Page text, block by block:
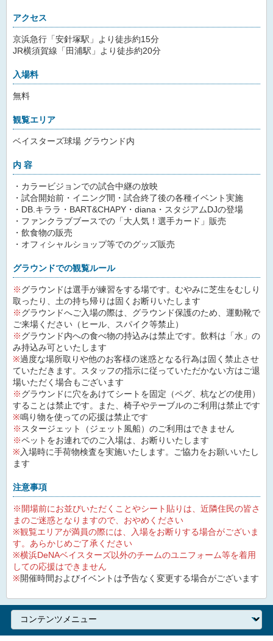
アクセス
京浜急行「安針塚駅」より徒歩約15分
JR横須賀線「田浦駅」より徒歩約20分
入場料
無料
観覧エリア
ベイスターズ球場 グラウンド内
内 容
・カラービジョンでの試合中継の放映
・試合開始前・イニング間・試合終了後の各種イベント実施
・DB.キララ・BART&CHAPY・diana・スタジアムDJの登場
・ファンクラブブースでの「大人気！選手カード」販売
・飲食物の販売
・オフィシャルショップ等でのグッズ販売
グラウンドでの観覧ルール
※グラウンドは選手が練習をする場です。むやみに芝生をむしり
取ったり、土の持ち帰りは固くお断りいたします
※グラウンドへご入場の際は、グラウンド保護のため、運動靴で
ご来場ください（ヒール、スパイク等禁止）
※グラウンド内への食べ物の持込みは禁止です。飲料は「水」の
み持込み可といたします
※過度な場所取りや他のお客様の迷惑となる行為は固く禁止させ
ていただきます。スタッフの指示に従っていただかない方はご退
場いただく場合もございます
※グラウンドに穴をあけてシートを固定（ペグ、杭などの使用）
することは禁止です。また、椅子やテーブルのご利用は禁止です
※鳴り物を使っての応援は禁止です
※スタージェット（ジェット風船）のご利用はできません
※ペットをお連れでのご入場は、お断りいたします
※入場時に手荷物検査を実施いたします。ご協力をお願いいたし
ます
注意事項
※開場前にお並びいただくことやシート貼りは、近隣住民の皆さ
まのご迷惑となりますので、おやめください
※観覧エリアが満員の際には、入場をお断りする場合がございま
す。あらかじめご了承ください
※横浜DeNAベイスターズ以外のチームのユニフォーム等を着用
しての応援はできません
※開催時間およびイベントは予告なく変更する場合がございます